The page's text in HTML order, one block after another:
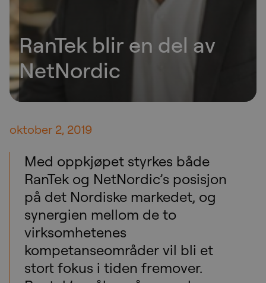
RanTek blir en del av
NetNordic
oktober 2, 2019
Med oppkjøpet styrkes både
RanTek og NetNordic’s posisjon
på det Nordiske markedet, og
synergien mellom de to
virksomhetenes
kompetanseområder vil bli et
stort fokus i tiden fremover.